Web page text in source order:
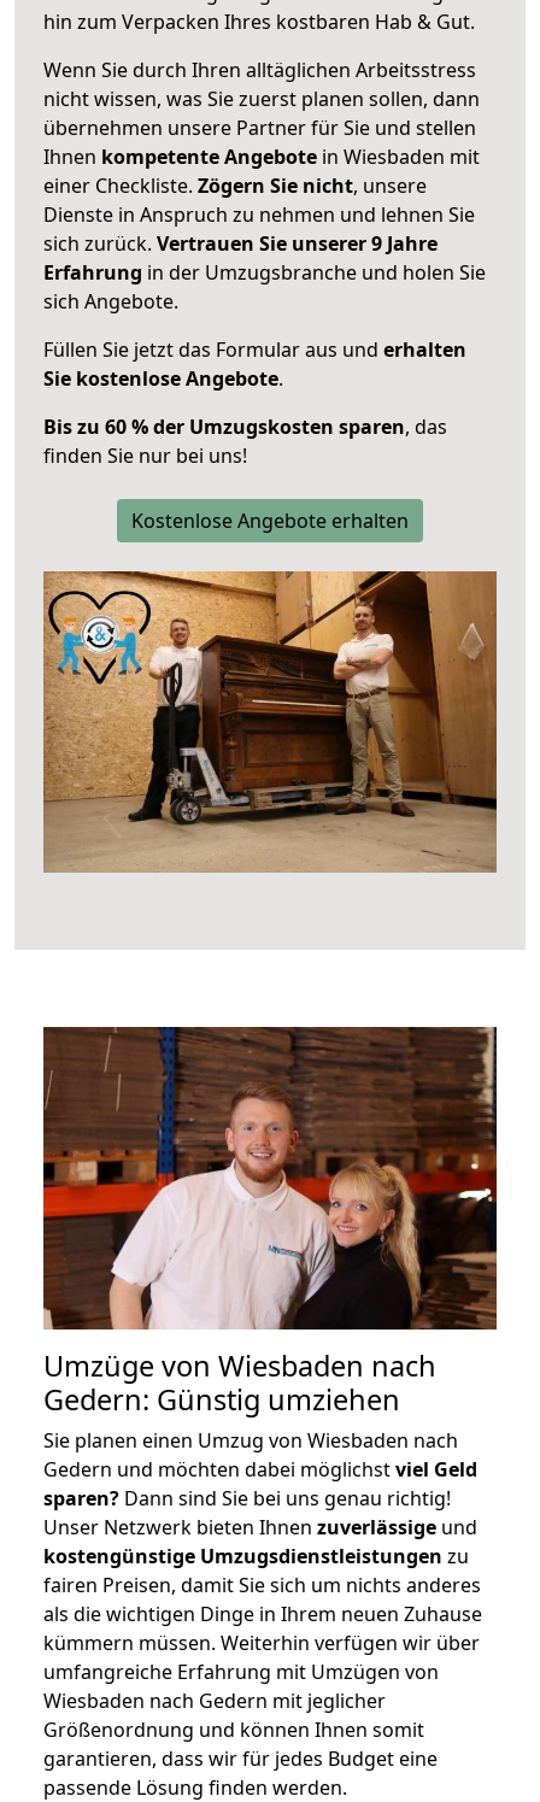
hin zum Verpacken Ihres kostbaren Hab & Gut.
Wenn Sie durch Ihren alltäglichen Arbeitsstress
nicht wissen, was Sie zuerst planen sollen, dann
übernehmen unsere Partner für Sie und stellen
Ihnen kompetente Angebote in Wiesbaden mit
einer Checkliste. Zögern Sie nicht, unsere
Dienste in Anspruch zu nehmen und lehnen Sie
sich zurück. Vertrauen Sie unserer 9 Jahre
Erfahrung in der Umzugsbranche und holen Sie
sich Angebote.
Füllen Sie jetzt das Formular aus und erhalten
Sie kostenlose Angebote.
Bis zu 60 % der Umzugskosten sparen, das
finden Sie nur bei uns!
Kostenlose Angebote erhalten
Umzüge von Wiesbaden nach
Gedern: Günstig umziehen
Sie planen einen Umzug von Wiesbaden nach
Gedern und möchten dabei möglichstviel Geld
sparen? Dann sind Sie bei uns genau richtig!
Unser Netzwerk bieten Ihnen zuverlässige und
kostengünstige Umzugsdienstleistungen zu
fairen Preisen, damit Sie sich um nichts anderes
als die wichtigen Dinge in Ihrem neuen Zuhause
kümmern müssen. Weiterhin verfügen wir über
umfangreiche Erfahrung mit Umzügen von
Wiesbaden nach Gedern mit jeglicher
Größenordnung und können Ihnen somit
garantieren, dass wir für jedes Budget eine
passende Lösung finden werden.